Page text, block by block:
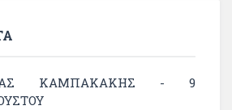
ΚΑΜΠΑΚΑΚΗΣ - 9